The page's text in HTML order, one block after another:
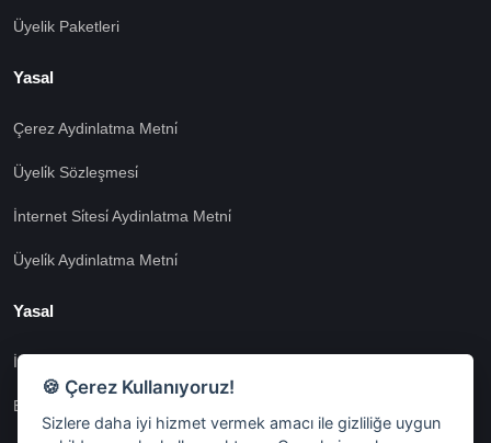
Üyelik Paketleri
Yasal
Çerez Aydinlatma Metni̇
Üyeli̇k Sözleşmesi̇
İnternet Si̇tesi̇ Aydinlatma Metni̇
Üyeli̇k Aydinlatma Metni̇
Yasal
İşlem Rehberi̇
Etk İzni̇ Metni̇
🍪 Çerez Kullanıyoruz!
Sizlere daha iyi hizmet vermek amacı ile gizliliğe uygun